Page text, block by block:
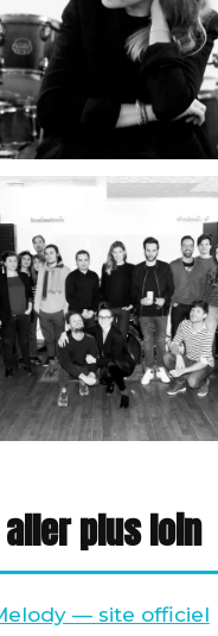
plus loin
— site officiel